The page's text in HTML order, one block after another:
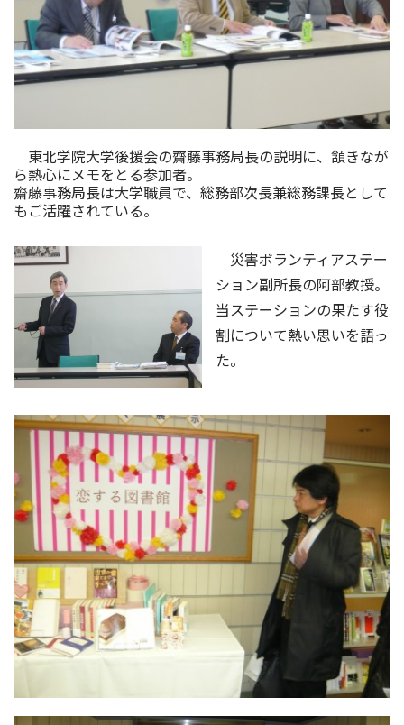
東北学院大学後援会の齋藤事務局長の説明に、頷きなが
ら熱心にメモをとる参加者。
齋藤事務局長は大学職員で、総務部次長兼総務課長として
もご活躍されている。
災害ボランティアステー
ション副所長の阿部教授。
当ステーションの果たす役
割について熱い思いを語っ
た。